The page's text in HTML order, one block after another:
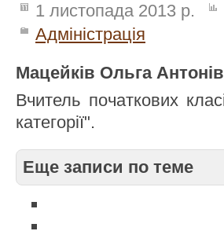
1 листопада 2013 р.
Адміністрація
Мацейків Ольга
Вчитель початкових
категорії".
Еще записи по теме